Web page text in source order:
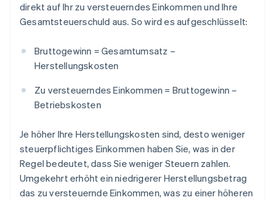
direkt auf Ihr zu versteuerndes Einkommen und Ihre
Gesamtsteuerschuld aus. So wird es aufgeschlüsselt:
Bruttogewinn = Gesamtumsatz –
Herstellungskosten
Zu versteuerndes Einkommen = Bruttogewinn –
Betriebskosten
Je höher Ihre Herstellungskosten sind, desto weniger
steuerpflichtiges Einkommen haben Sie, was in der
Regel bedeutet, dass Sie weniger Steuern zahlen.
Umgekehrt erhöht ein niedrigerer Herstellungsbetrag
das zu versteuernde Einkommen, was zu einer höheren